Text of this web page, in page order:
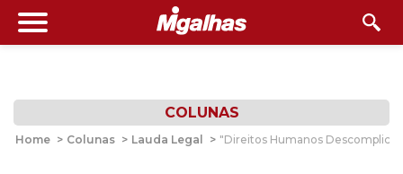
COLUNAS
Home > Colunas > Lauda Legal > "Direitos Humanos